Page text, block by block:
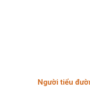
Người tiểu